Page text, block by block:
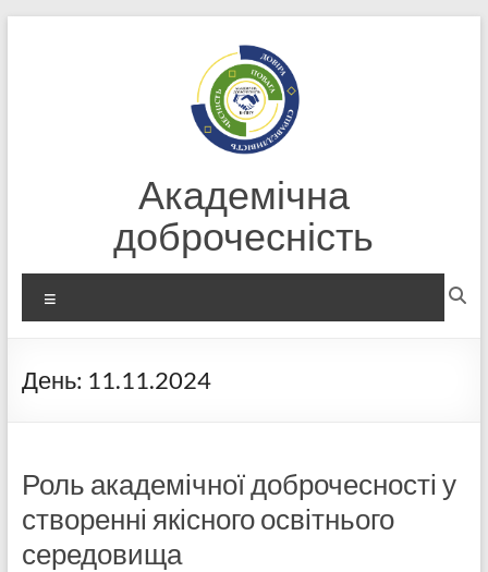
Академічна
доброчесність
День: 11.11.2024
Роль академічної доброчесності у
створенні якісного освітнього
середовища